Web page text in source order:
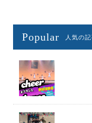
Popular 人気の